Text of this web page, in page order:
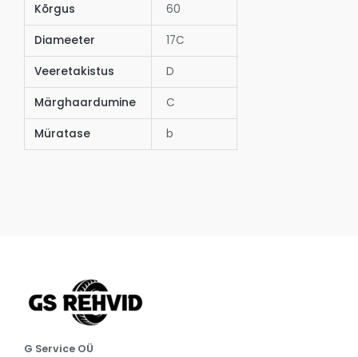
Kõrgus 60
Diameeter 17C
Veeretakistus D
Märghaardumine C
Müratase b
G Service OÜ